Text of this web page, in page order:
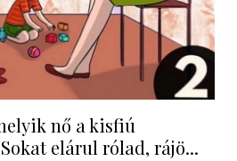
nő a kisfiú
elárul rólad, rájö...